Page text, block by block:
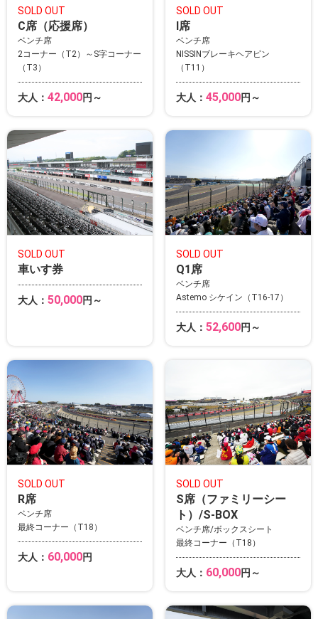
SOLD OUT
C席（応援席）
ベンチ席
2コーナー（T2）～S字コーナー
（T3）
大人： 42,000円～
SOLD OUT
I席
ベンチ席
NISSINブレーキヘアピン
（T11）
大人： 45,000円～
SOLD OUT
車いす券
大人： 50,000円～
SOLD OUT
Q1席
ベンチ席
Astemo シケイン（T16-17）
大人： 52,600円～
SOLD OUT
R席
ベンチ席
最終コーナー（T18）
大人： 60,000円
SOLD OUT
S席（ファミリーシー
ト）/S-BOX
ベンチ席/ボックスシート
最終コーナー（T18）
大人： 60,000円～